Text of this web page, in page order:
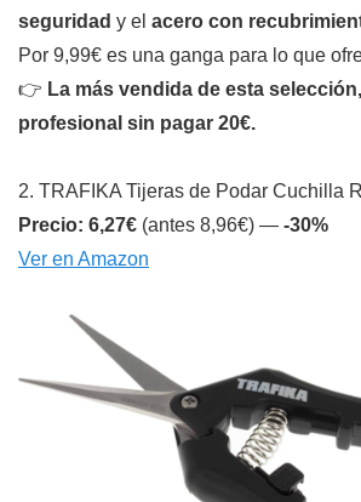
seguridad y el acero con
Por 9,99€ es una ganga para lo que
👉 La más vendida de esta
profesional sin pagar 20€.
2. TRAFIKA Tijeras de Podar Cuchilla
Precio: 6,27€ (antes 8,96€) — -30%
Ver en Amazon